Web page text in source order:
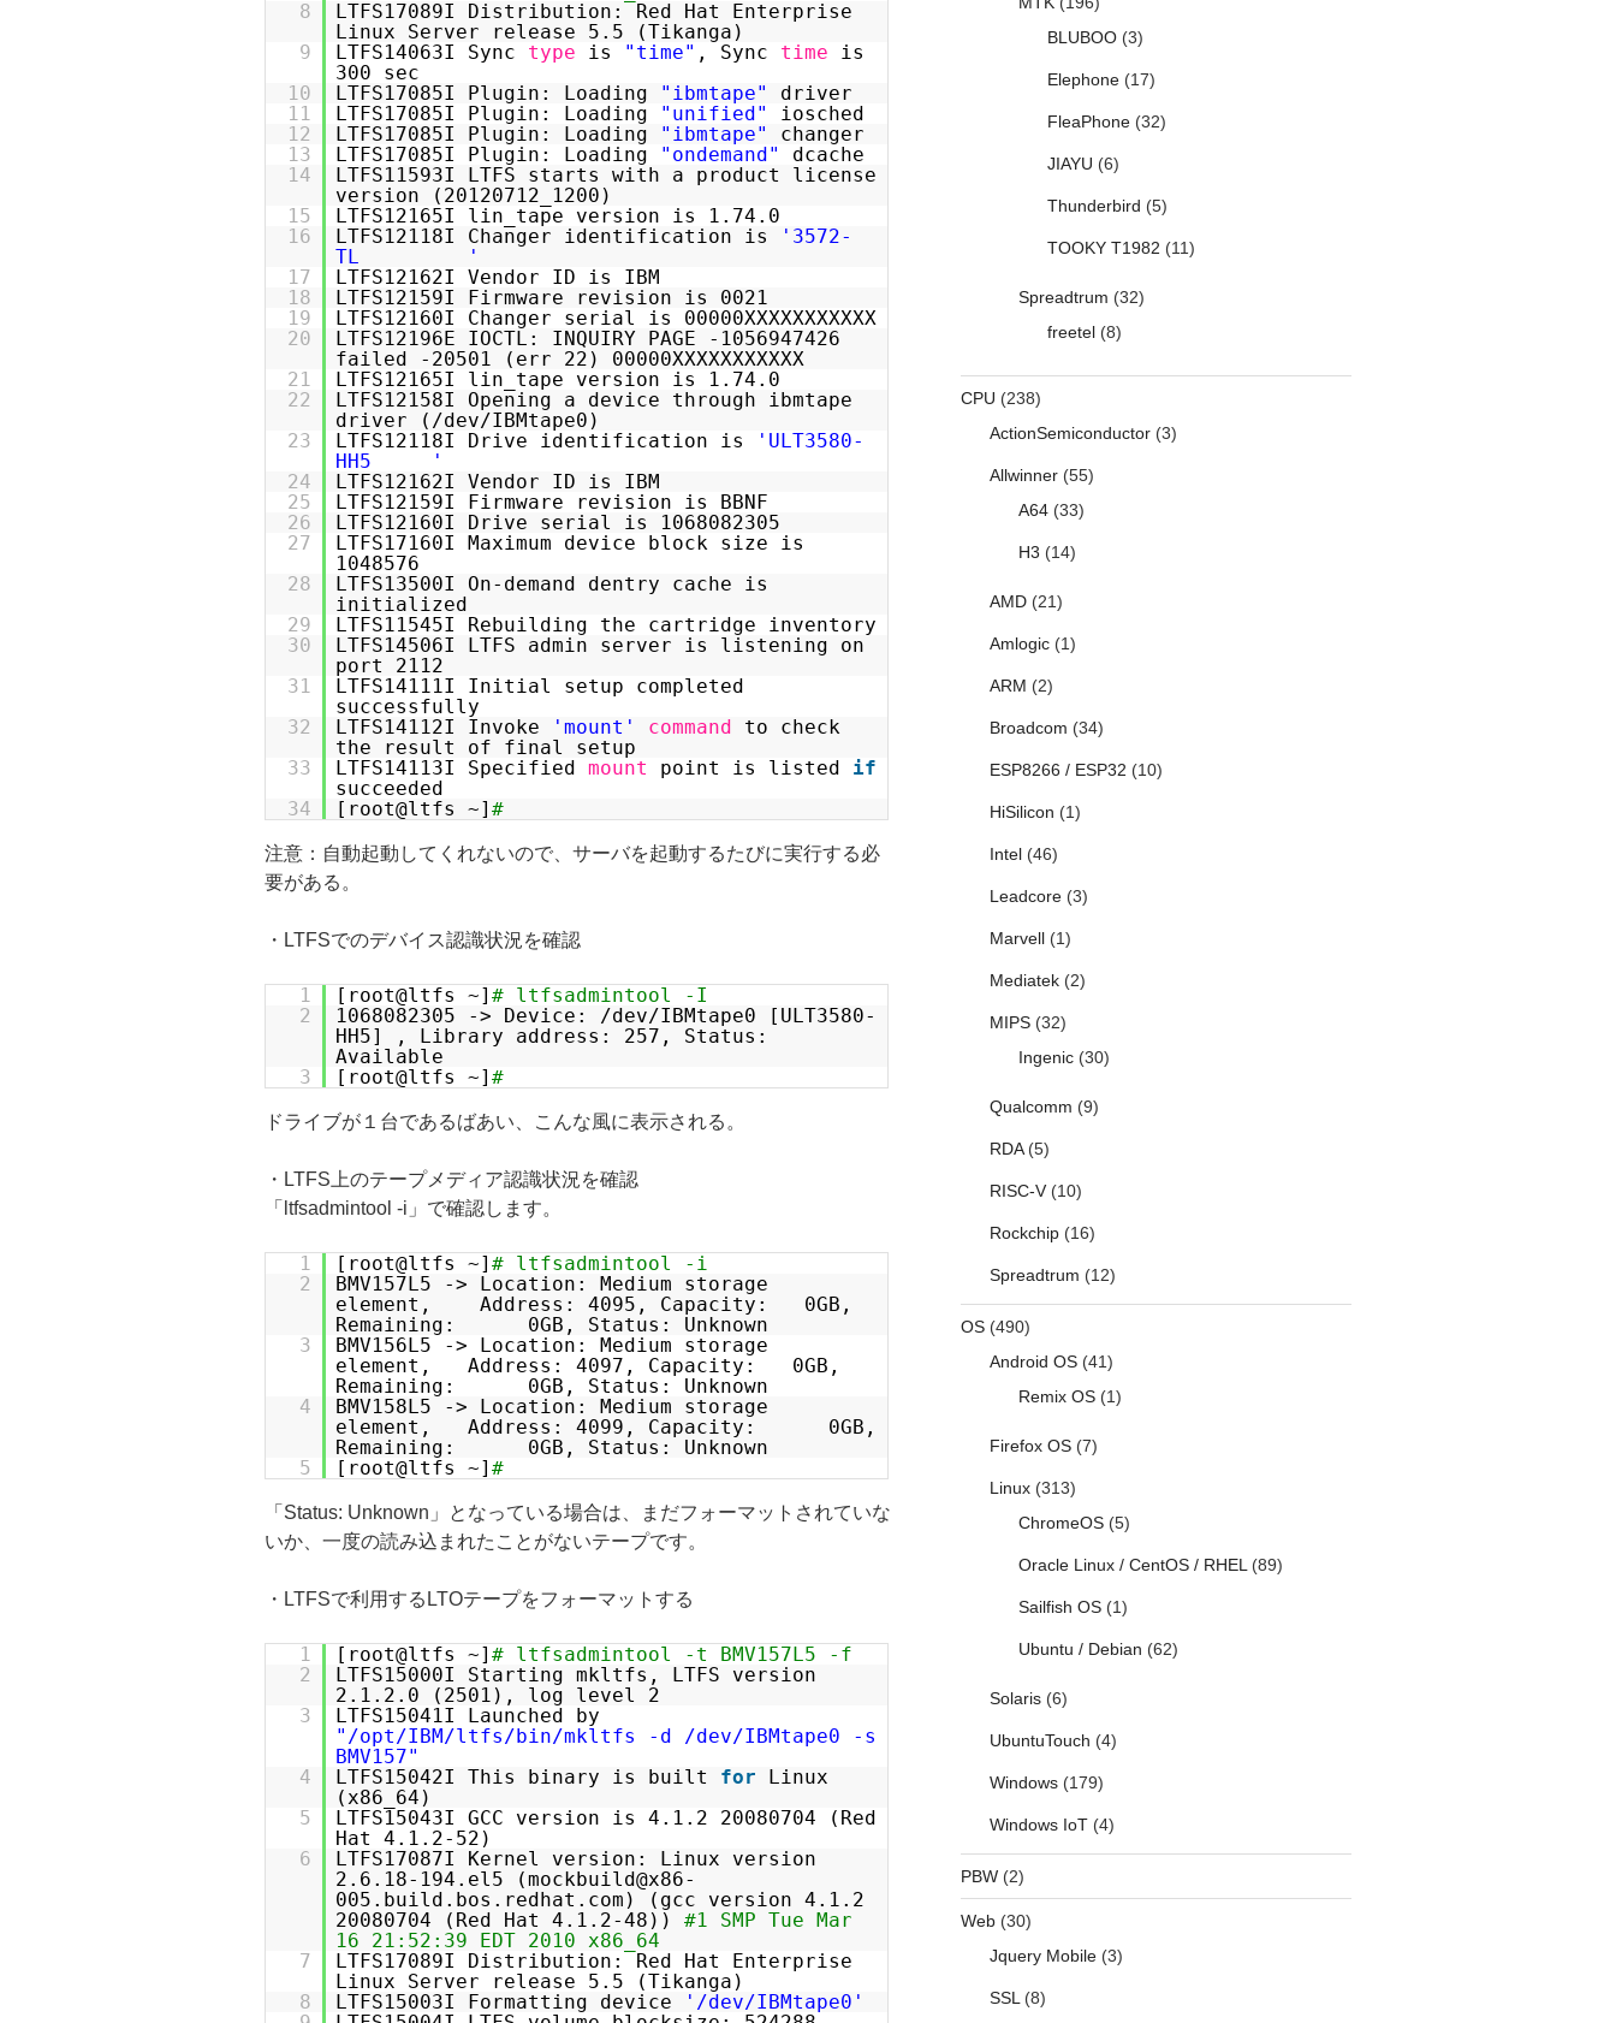
8
LTFS17089I Distribution: Red Hat Enterprise
Linux Server release 5.5 (Tikanga)
9
LTFS14063I Sync type is "time" , Sync time
is
300 sec
10
LTFS17085I Plugin: Loading "ibmtape"
driver
11
LTFS17085I Plugin: Loading "unified"
iosched
12
LTFS17085I Plugin: Loading "ibmtape"
changer
13
LTFS17085I Plugin: Loading "ondemand"
dcache
14
LTFS11593I LTFS starts with a product license
version (20120712_1200)
15
LTFS12165I lin_tape version is 1.74.0
16
LTFS12118I Changer identification is
'3572-
TL '
17
LTFS12162I Vendor ID is IBM
18
LTFS12159I Firmware revision is 0021
19
LTFS12160I Changer serial is 00000XXXXXXXXXXX
20
LTFS12196E IOCTL: INQUIRY PAGE -1056947426
failed -20501 (err 22) 00000XXXXXXXXXXX
21
LTFS12165I lin_tape version is 1.74.0
22
LTFS12158I Opening a device through ibmtape
driver (/dev/IBMtape0)
23
LTFS12118I Drive identification is
'ULT3580-
HH5 '
24
LTFS12162I Vendor ID is IBM
25
LTFS12159I Firmware revision is BBNF
26
LTFS12160I Drive serial is 1068082305
27
LTFS17160I Maximum device block size is
1048576
28
LTFS13500I On-demand dentry cache is
initialized
29
LTFS11545I Rebuilding the cartridge inventory
30
LTFS14506I LTFS admin server is listening on
port 2112
31
LTFS14111I Initial setup completed
successfully
32
LTFS14112I Invoke 'mount' command
to check
the result of final setup
33
LTFS14113I Specified mount point is listed if
succeeded
34
[root@ltfs ~] #
注意：自動起動してくれないので、サーバを起動するたびに実行する必
要がある。
・LTFSでのデバイス認識状況を確認
1 [root@ltfs ~] # ltfsadmintool -I
2
1068082305 -> Device: /dev/IBMtape0 [ULT3580-
HH5] , Library address: 257, Status:
Available
3
[root@ltfs ~] #
ドライブが１台であるばあい、こんな風に表示される。
・LTFS上のテープメディア認識状況を確認
「ltfsadmintool -i」で確認します。
1 [root@ltfs ~] # ltfsadmintool -i
2
BMV157L5 -> Location: Medium storage
element, Address: 4095, Capacity: 0GB,
Remaining: 0GB, Status: Unknown
3
BMV156L5 -> Location: Medium storage
element, Address: 4097, Capacity: 0GB,
Remaining: 0GB, Status: Unknown
4
BMV158L5 -> Location: Medium storage
element, Address: 4099, Capacity: 0GB,
Remaining: 0GB, Status: Unknown
5
[root@ltfs ~] #
「Status: Unknown」となっている場合は、まだフォーマットされていな
いか、一度の読み込まれたことがないテープです。
・LTFSで利用するLTOテープをフォーマットする
1 [root@ltfs ~] # ltfsadmintool -t BMV157L5 -f
2
LTFS15000I Starting mkltfs, LTFS version
2.1.2.0 (2501), log level 2
3
LTFS15041I Launched by
"/opt/IBM/ltfs/bin/mkltfs -d /dev/IBMtape0 -s
BMV157"
4
LTFS15042I This binary is built for
Linux
(x86_64)
5
LTFS15043I GCC version is 4.1.2 20080704 (Red
Hat 4.1.2-52)
6
LTFS17087I Kernel version: Linux version
2.6.18-194.el5 (mockbuild@x86-
005.build.bos.redhat.com) (gcc version 4.1.2
20080704 (Red Hat 4.1.2-48)) #1 SMP Tue Mar
16 21:52:39 EDT 2010 x86_64
7
LTFS17089I Distribution: Red Hat Enterprise
Linux Server release 5.5 (Tikanga)
8
LTFS15003I Formatting device
'/dev/IBMtape0'
BLUBOO(3)
Elephone(17)
FleaPhone(32)
JIAYU (6)
Thunderbird (5)
TOOKY T1982 (11)
Spreadtrum (32)
freetel(8)
CPU (238)
ActionSemiconductor(3)
Allwinner(55)
A64(33)
H3 (14)
AMD(21)
Amlogic(1)
ARM (2)
Broadcom (34)
ESP8266 / ESP32 (10)
HiSilicon (1)
Intel(46)
Leadcore(3)
Marvell(1)
Mediatek(2)
MIPS(32)
Ingenic(30)
Qualcomm (9)
RDA(5)
RISC-V(10)
Rockchip(16)
Spreadtrum (12)
OS(490)
Android OS(41)
Remix OS(1)
Firefox OS(7)
Linux(313)
ChromeOS(5)
Oracle Linux / CentOS / RHEL(89)
Sailfish OS(1)
Ubuntu / Debian (62)
Solaris(6)
UbuntuTouch (4)
Windows(179)
Windows IoT(4)
PBW(2)
Web(30)
Jquery Mobile(3)
SSL(8)